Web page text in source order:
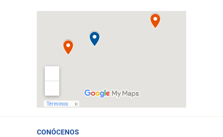
CONÓCENOS